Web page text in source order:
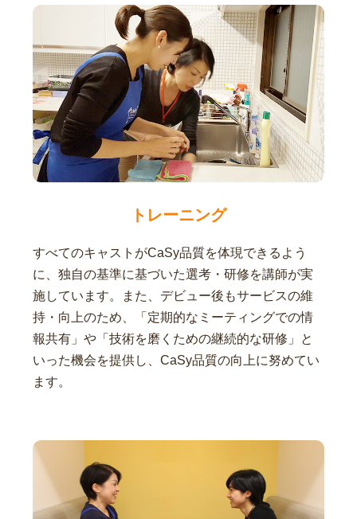
トレーニング
すべてのキャストがCaSy品質を体現できるよう
に、独自の基準に基づいた選考・研修を講師が実
施しています。また、デビュー後もサービスの維
持・向上のため、「定期的なミーティングでの情
報共有」や「技術を磨くための継続的な研修」と
いった機会を提供し、CaSy品質の向上に努めてい
ます。